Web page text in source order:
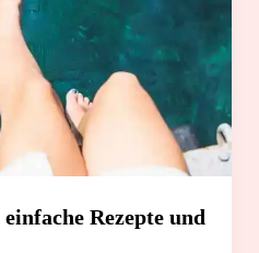
Rezepte und